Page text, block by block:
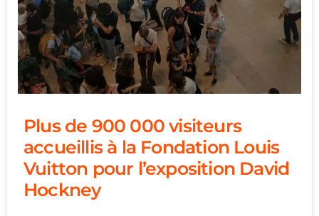
Plus de 900 000 visiteurs
accueillis à la Fondation Louis
Vuitton pour l’exposition David
Hockney